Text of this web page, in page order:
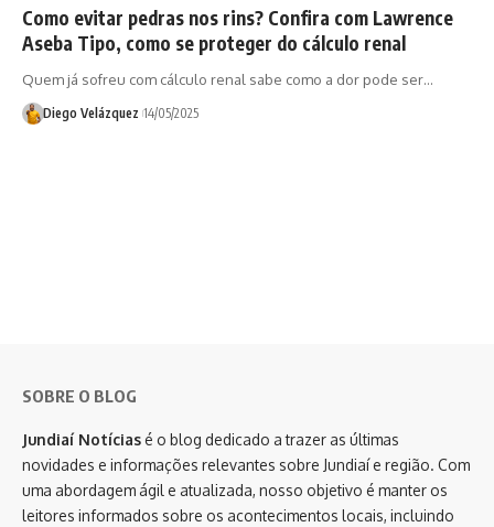
Como evitar pedras nos rins? Confira com Lawrence
Aseba Tipo, como se proteger do cálculo renal
Quem já sofreu com cálculo renal sabe como a dor pode ser…
Diego Velázquez 14/05/2025
SOBRE O BLOG
Jundiaí Notícias é o blog dedicado a trazer as últimas
novidades e informações relevantes sobre Jundiaí e região. Com
uma abordagem ágil e atualizada, nosso objetivo é manter os
leitores informados sobre os acontecimentos locais, incluindo